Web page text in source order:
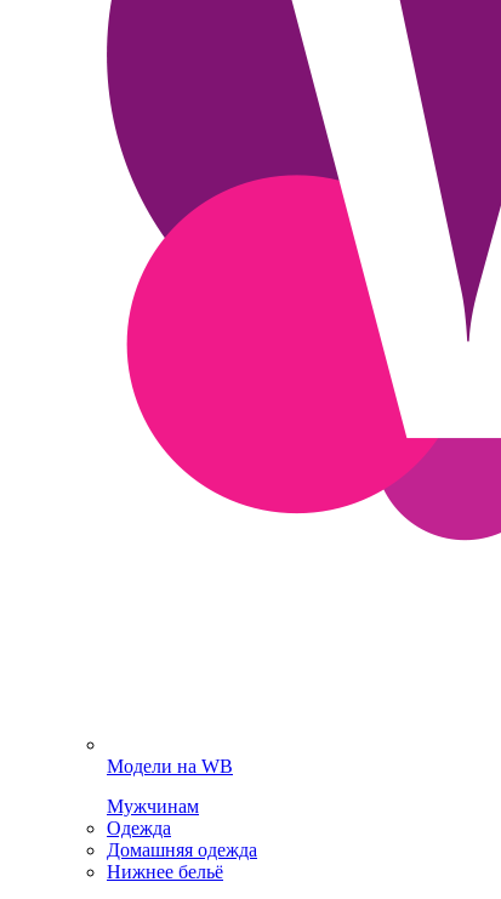
Модели на WB
Мужчинам
Одежда
Домашняя одежда
Нижнее бельё